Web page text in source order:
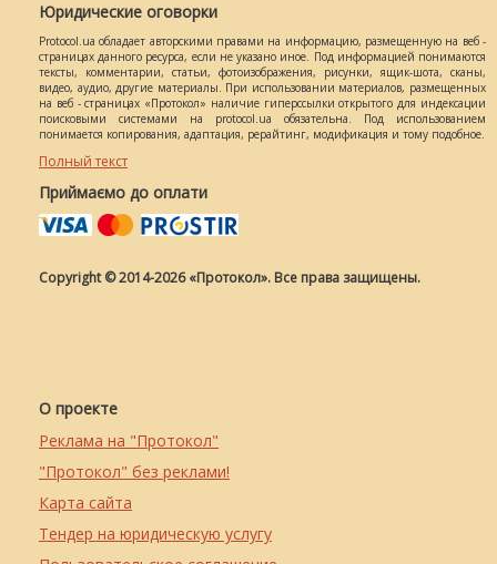
Юридические оговорки
Protocol.ua обладает авторскими правами на информацию, размещенную на веб -
страницах данного ресурса, если не указано иное. Под информацией понимаются
тексты, комментарии, статьи, фотоизображения, рисунки, ящик-шота, сканы,
видео, аудио, другие материалы. При использовании материалов, размещенных
на веб - страницах «Протокол» наличие гиперссылки открытого для индексации
поисковыми системами на protocol.ua обязательна. Под использованием
понимается копирования, адаптация, рерайтинг, модификация и тому подобное.
Полный текст
Приймаємо до оплати
Copyright © 2014-2026 «Протокол». Все права защищены.
О проекте
Реклама на "Протокол"
"Протокол" без реклами!
Карта сайта
Тендер на юридическую услугу